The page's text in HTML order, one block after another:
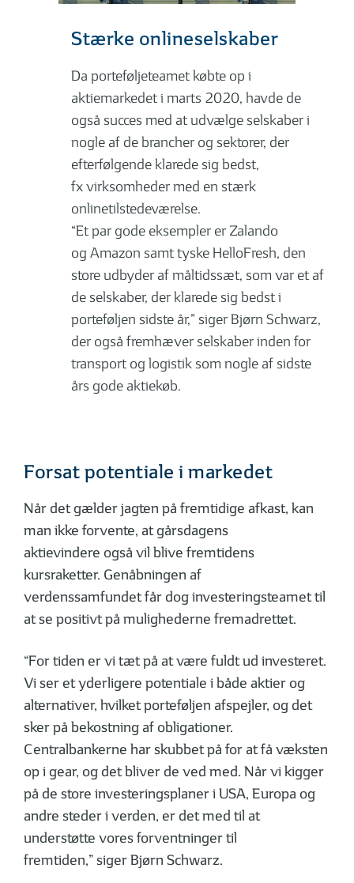
Stærke onlineselskaber
Da porteføljeteamet købte op i
aktiemarkedet i marts 2020, havde de
også succes med at udvælge selskaber i
nogle af de brancher og sektorer, der
efterfølgende klarede sig bedst,
fx virksomheder med en stærk
onlinetilstedeværelse.
“Et par gode eksempler er Zalando
og Amazon samt tyske HelloFresh, den
store udbyder af måltidssæt, som var et af
de selskaber, der klarede sig bedst i
porteføljen sidste år,” siger Bjørn Schwarz,
der også fremhæver selskaber inden for
transport og logistik som nogle af sidste
års gode aktiekøb.
Forsat potentiale i markedet
Når det gælder jagten på fremtidige afkast, kan
man ikke forvente, at gårsdagens
aktievindere også vil blive fremtidens
kursraketter. Genåbningen af
verdenssamfundet får dog investeringsteamet til
at se positivt på mulighederne fremadrettet.
“For tiden er vi tæt på at være fuldt ud investeret.
Vi ser et yderligere potentiale i både aktier og
alternativer, hvilket porteføljen afspejler, og det
sker på bekostning af obligationer.
Centralbankerne har skubbet på for at få væksten
op i gear, og det bliver de ved med. Når vi kigger
på de store investeringsplaner i USA, Europa og
andre steder i verden, er det med til at
understøtte vores forventninger til
fremtiden,” siger Bjørn Schwarz.